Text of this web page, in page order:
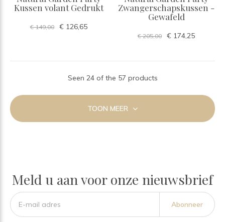
Kussen volant Gedrukt
€ 149,00 € 126,65
Zwangerschapskussen -
Gewafeld
€ 205,00 € 174,25
Seen 24 of the 57 products
TOON MEER
Meld u aan voor onze nieuwsbrief
Abonneer